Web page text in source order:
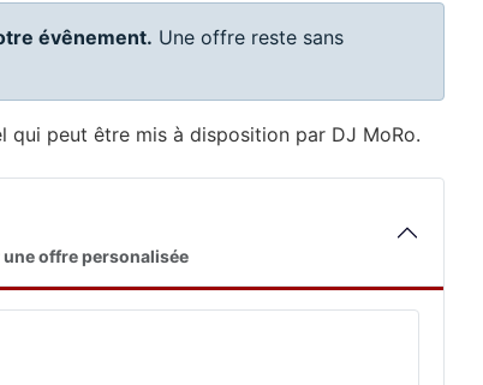
évênement. Une offre reste sans
peut être mis à disposition par DJ MoRo.
offre personalisée